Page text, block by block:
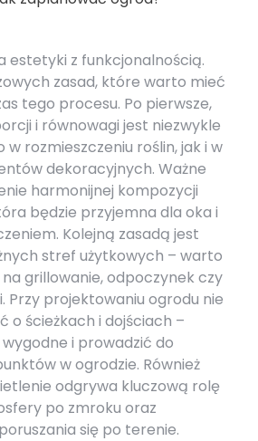
estetyki z funkcjonalnością.
zasad, które warto mieć
tego procesu. Po pierwsze,
i równowagi jest niezwykle
rozmieszczeniu roślin, jak i w
dekoracyjnych. Ważne
harmonijnej kompozycji
będzie przyjemna dla oka i
Kolejną zasadą jest
stref użytkowych – warto
grillowanie, odpoczynek czy
Przy projektowaniu ogrodu nie
o ścieżkach i dojściach –
i prowadzić do
w ogrodzie. Również
odgrywa kluczową rolę
po zmroku oraz
się po terenie.